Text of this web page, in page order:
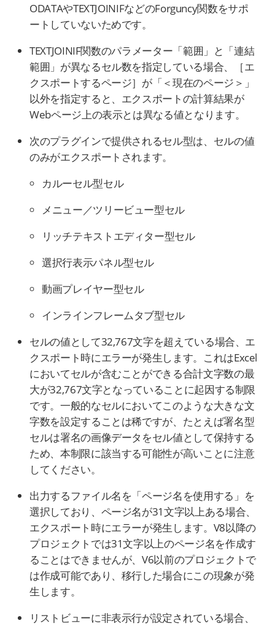
ODATAやTEXTJOINIFなどのForguncy関数をサポ
ートしていないためです。
TEXTJOINIF関数のパラメーター「範囲」と「連結
範囲」が異なるセル数を指定している場合、［エ
クスポートするページ］が「＜現在のページ＞」
以外を指定すると、エクスポートの計算結果が
Webページ上の表示とは異なる値となります。
次のプラグインで提供されるセル型は、セルの値
のみがエクスポートされます。
カルーセル型セル
メニュー／ツリービュー型セル
リッチテキストエディター型セル
選択行表示パネル型セル
動画プレイヤー型セル
インラインフレームタブ型セル
セルの値として32,767文字を超えている場合、エ
クスポート時にエラーが発生します。これはExcel
においてセルが含むことができる合計文字数の最
大が32,767文字となっていることに起因する制限
です。一般的なセルにおいてこのような大きな文
字数を設定することは稀ですが、たとえば署名型
セルは署名の画像データをセル値として保持する
ため、本制限に該当する可能性が高いことに注意
してください。
出力するファイル名を「ページ名を使用する」を
選択しており、ページ名が31文字以上ある場合、
エクスポート時にエラーが発生します。V8以降の
プロジェクトでは31文字以上のページ名を作成す
ることはできませんが、V6以前のプロジェクトで
は作成可能であり、移行した場合にこの現象が発
生します。
リストビューに非表示行が設定されている場合、